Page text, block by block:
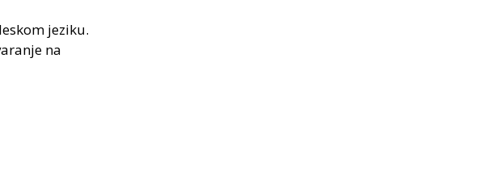
jeziku.
na